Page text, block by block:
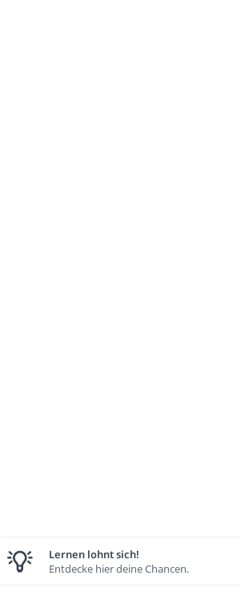
Lernen lohnt sich!
Entdecke hier deine Chancen.